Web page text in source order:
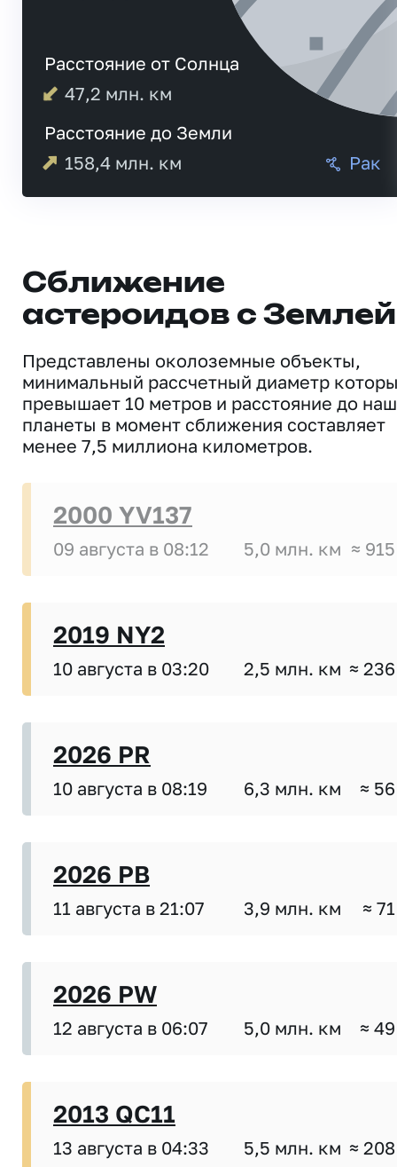
Расстояние от Солнца
47,2 млн. км
Расстояние до Земли
158,4 млн. км Рак
Сближение
астероидов с Землей
Представлены околоземные объекты,
минимальный рассчетный диаметр
превышает 10 метров и расстояние до
планеты в момент сближения составляет
менее 7,5 миллиона километров.
2000 YV137
09 августа в 08:12 5,0 млн. км ≈
2019 NY2
10 августа в 03:20 2,5 млн. км ≈
2026 PR
10 августа в 08:19 6,3 млн. км ≈
2026 PB
11 августа в 21:07 3,9 млн. км ≈
2026 PW
12 августа в 06:07 5,0 млн. км ≈
2013 QC11
13 августа в 04:33 5,5 млн. км ≈